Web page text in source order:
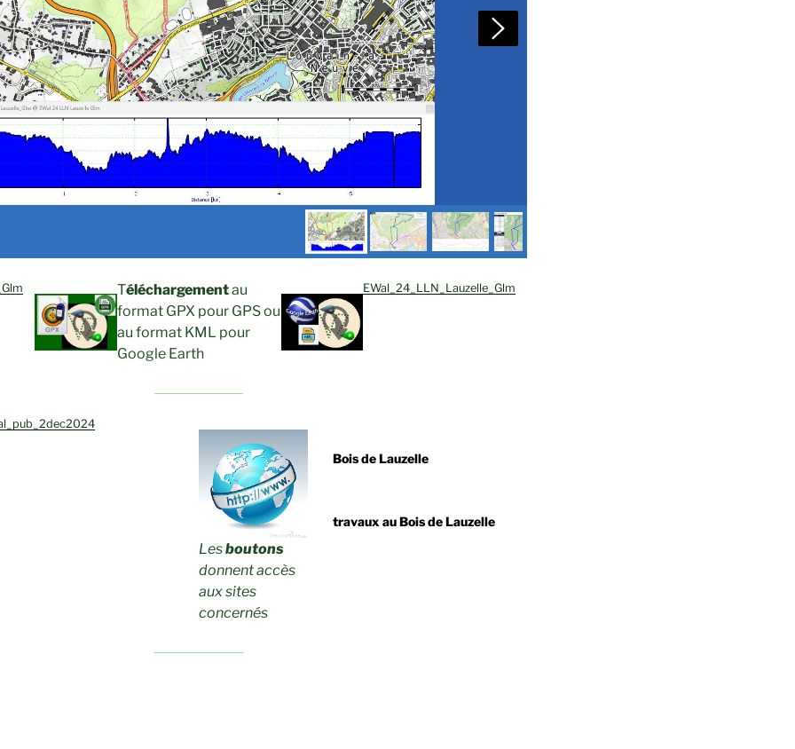
Téléchargementau
format GPX pour GPS ou
au format KML pour
Google Earth
EWal_24_LLN_Lauzelle_Glm
Lesboutons
donnent accès
aux sites
concernés
Bois de Lauzelle
travaux au Bois de Lauzelle